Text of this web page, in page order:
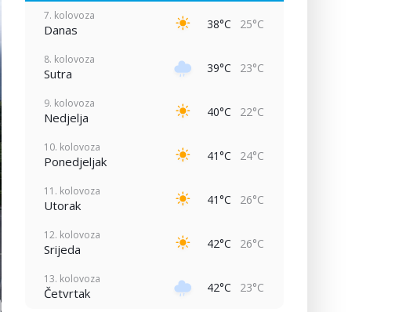
7. kolovoza
Danas 38°C 25°C
8. kolovoza
Sutra 39°C 23°C
9. kolovoza
Nedjelja 40°C 22°C
10. kolovoza
Ponedjeljak 41°C 24°C
11. kolovoza
Utorak 41°C 26°C
12. kolovoza
Srijeda 42°C 26°C
13. kolovoza
Četvrtak 42°C 23°C